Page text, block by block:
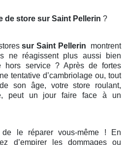
de store sur Saint Pellerin ?
sur Saint Pellerin
montrent
ne réagissent plus aussi bien
hors service ? Après de fortes
tentative d’cambriolage ou, tout
son âge, votre store roulant,
peut un jour faire face à un
le réparer vous-même ! En
d’empirer les dommages ou